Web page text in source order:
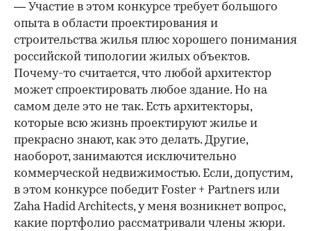
— Участие в этом конкурсе требует большого
опыта в области проектирования и
строительства жилья плюс хорошего понимания
российской типологии жилых объектов.
Почему-то считается, что любой архитектор
может спроектировать любое здание. Но на
самом деле это не так. Есть архитекторы,
которые всю жизнь проектируют жилье и
прекрасно знают, как это делать. Другие,
наоборот, занимаются исключительно
коммерческой недвижимостью. Если, допустим,
в этом конкурсе победит Foster + Partners или
Zaha Hadid Architects, у меня возникнет вопрос,
какие портфолио рассматривали члены жюри.